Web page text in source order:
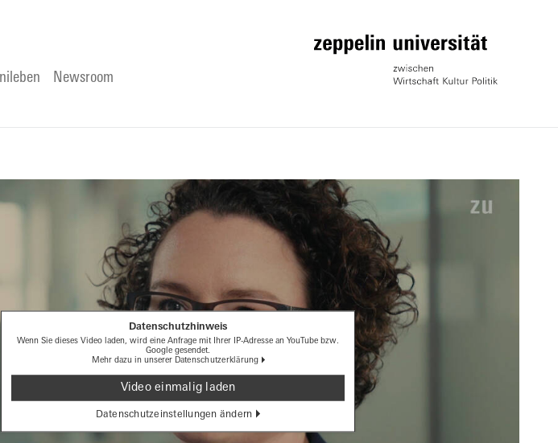
Newsroom
Datenschutzhinweis
Wenn Sie dieses Video laden, wird eine Anfrage mit Ihrer IP-Adresse an YouTube bzw.
Google gesendet.
Mehr dazu in unserer Datenschutzerklärung
Video einmalig laden
Datenschutzeinstellungen ändern